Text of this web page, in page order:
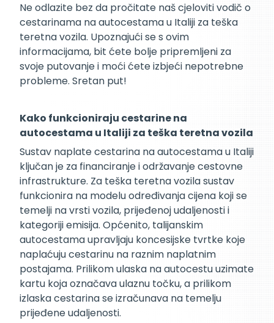
Ne odlazite bez da pročitate naš cjeloviti vodič o
cestarinama na autocestama u Italiji za teška
teretna vozila. Upoznajući se s ovim
informacijama, bit ćete bolje pripremljeni za
svoje putovanje i moći ćete izbjeći nepotrebne
probleme. Sretan put!
Kako funkcioniraju cestarine na
autocestama u Italiji za teška teretna vozila
Sustav naplate cestarina na autocestama u Italiji
ključan je za financiranje i održavanje cestovne
infrastrukture. Za teška teretna vozila sustav
funkcionira na modelu određivanja cijena koji se
temelji na vrsti vozila, prijeđenoj udaljenosti i
kategoriji emisija. Općenito, talijanskim
autocestama upravljaju koncesijske tvrtke koje
naplaćuju cestarinu na raznim naplatnim
postajama. Prilikom ulaska na autocestu uzimate
kartu koja označava ulaznu točku, a prilikom
izlaska cestarina se izračunava na temelju
prijeđene udaljenosti.